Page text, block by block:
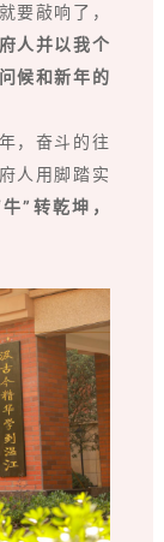
要敲响了，
人并以我个
候和新年的
，奋斗的往
人用脚踏实
牛”转乾坤，